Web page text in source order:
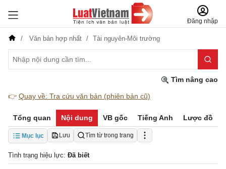
Đăng nhập
Văn bản hợp nhất Tài nguyên-Môi trường
Tìm nâng cao
👉 Quay về: Tra cứu văn bản (phiên bản cũ)
Tổng quan Nội dung VB gốc Tiếng Anh Lược đồ
Mục lục Lưu Tìm từ trong trang
Tình trạng hiệu lực: Đã biết